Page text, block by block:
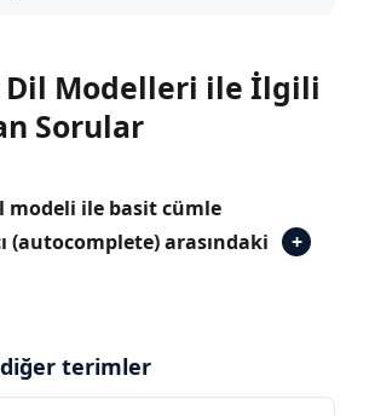
Dil Modelleri ile İlgili
Sorular
modeli ile basit cümle
(autocomplete) arasındaki
+
terimler